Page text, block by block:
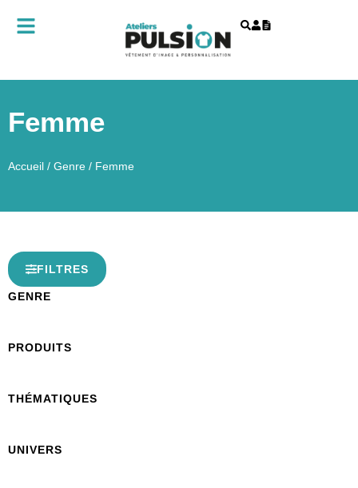
Femme
Accueil / Genre / Femme
FILTRES
GENRE
PRODUITS
THÉMATIQUES
UNIVERS